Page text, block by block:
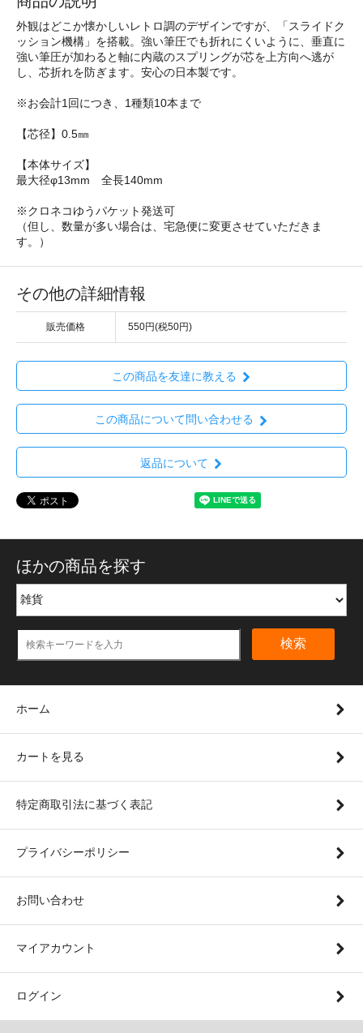
外観はどこか懐かしいレトロ調のデザインですが、「スライドク
ッション機構」を搭載。強い筆圧でも折れにくいように、垂直に
強い筆圧が加わると軸に内蔵のスプリングが芯を上方向へ逃が
し、芯折れを防ぎます。安心の日本製です。
※お会計1回につき、1種類10本まで
【芯径】0.5㎜
【本体サイズ】
最大径φ13mm 全長140mm
※クロネコゆうパケット発送可
（但し、数量が多い場合は、宅急便に変更させていただきま
す。）
その他の詳細情報
販売価格 550円(税50円)
この商品を友達に教える
この商品について問い合わせる
返品について
ほかの商品を探す
検索
ホーム
カートを見る
特定商取引法に基づく表記
プライバシーポリシー
お問い合わせ
マイアカウント
ログイン